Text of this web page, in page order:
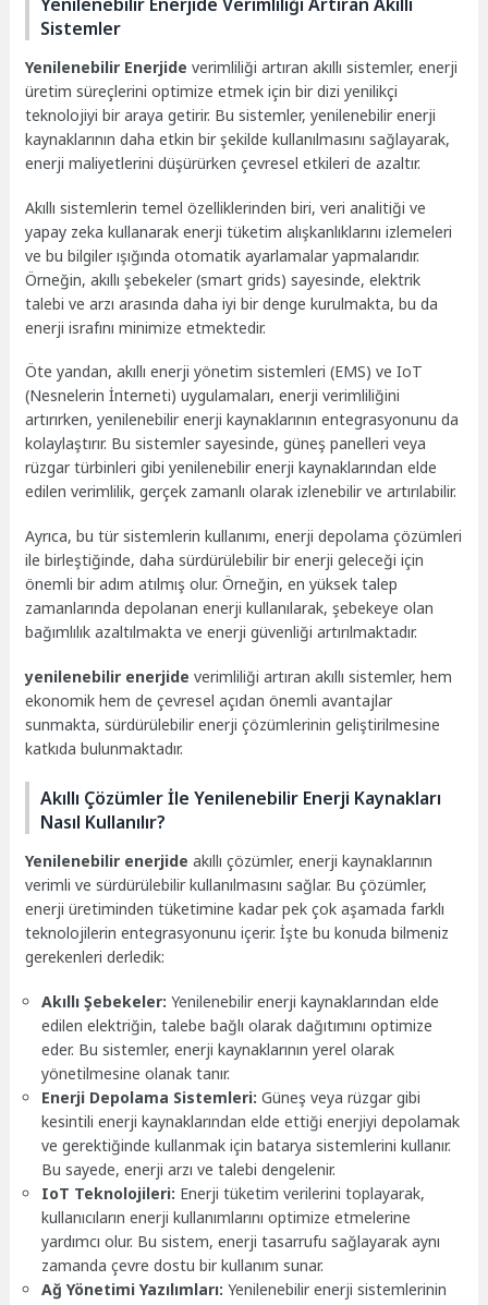
Sistemler
Yenilenebilir Enerjide verimliliği artıran akıllı sistemler, enerji
üretim süreçlerini optimize etmek için bir dizi yenilikçi
teknolojiyi bir araya getirir. Bu sistemler, yenilenebilir enerji
kaynaklarının daha etkin bir şekilde kullanılmasını sağlayarak,
enerji maliyetlerini düşürürken çevresel etkileri de azaltır.
Akıllı sistemlerin temel özelliklerinden biri, veri analitiği ve
yapay zeka kullanarak enerji tüketim alışkanlıklarını izlemeleri
ve bu bilgiler ışığında otomatik ayarlamalar yapmalarıdır.
Örneğin, akıllı şebekeler (smart grids) sayesinde, elektrik
talebi ve arzı arasında daha iyi bir denge kurulmakta, bu da
enerji israfını minimize etmektedir.
Öte yandan, akıllı enerji yönetim sistemleri (EMS) ve IoT
(Nesnelerin İnterneti) uygulamaları, enerji verimliliğini
artırırken, yenilenebilir enerji kaynaklarının entegrasyonunu da
kolaylaştırır. Bu sistemler sayesinde, güneş panelleri veya
rüzgar türbinleri gibi yenilenebilir enerji kaynaklarından elde
edilen verimlilik, gerçek zamanlı olarak izlenebilir ve artırılabilir.
Ayrıca, bu tür sistemlerin kullanımı, enerji depolama çözümleri
ile birleştiğinde, daha sürdürülebilir bir enerji geleceği için
önemli bir adım atılmış olur. Örneğin, en yüksek talep
zamanlarında depolanan enerji kullanılarak, şebekeye olan
bağımlılık azaltılmakta ve enerji güvenliği artırılmaktadır.
yenilenebilir enerjide verimliliği artıran akıllı sistemler, hem
ekonomik hem de çevresel açıdan önemli avantajlar
sunmakta, sürdürülebilir enerji çözümlerinin geliştirilmesine
katkıda bulunmaktadır.
Akıllı Çözümler İle Yenilenebilir Enerji Kaynakları
Nasıl Kullanılır?
Yenilenebilir enerjide akıllı çözümler, enerji kaynaklarının
verimli ve sürdürülebilir kullanılmasını sağlar. Bu çözümler,
enerji üretiminden tüketimine kadar pek çok aşamada farklı
teknolojilerin entegrasyonunu içerir. İşte bu konuda bilmeniz
gerekenleri derledik:
Akıllı Şebekeler: Yenilenebilir enerji kaynaklarından elde
edilen elektriğin, talebe bağlı olarak dağıtımını optimize
eder. Bu sistemler, enerji kaynaklarının yerel olarak
yönetilmesine olanak tanır.
Enerji Depolama Sistemleri: Güneş veya rüzgar gibi
kesintili enerji kaynaklarından elde ettiği enerjiyi depolamak
ve gerektiğinde kullanmak için batarya sistemlerini kullanır.
Bu sayede, enerji arzı ve talebi dengelenir.
IoT Teknolojileri: Enerji tüketim verilerini toplayarak,
kullanıcıların enerji kullanımlarını optimize etmelerine
yardımcı olur. Bu sistem, enerji tasarrufu sağlayarak aynı
zamanda çevre dostu bir kullanım sunar.
Ağ Yönetimi Yazılımları: Yenilenebilir enerji sistemlerinin